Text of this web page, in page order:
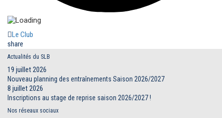
Le Club
share
Actualités du SLB
19 juillet 2026
Nouveau planning des entraînements Saison 2026/2027
8 juillet 2026
Inscriptions au stage de reprise saison 2026/2027 !
Nos réseaux sociaux